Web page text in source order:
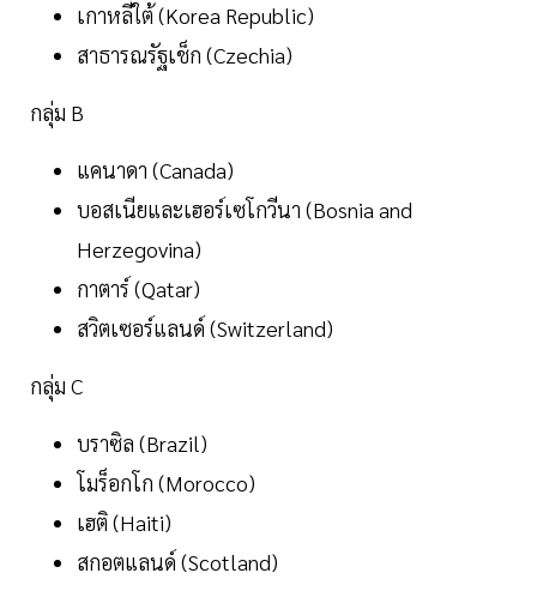
เกาหลีใต้ (Korea Republic)
สาธารณรัฐเช็ก (Czechia)
กลุ่ม B
แคนาดา (Canada)
บอสเนียและเฮอร์เซโกวีนา (Bosnia and
Herzegovina)
กาตาร์ (Qatar)
สวิตเซอร์แลนด์ (Switzerland)
กลุ่ม C
บราซิล (Brazil)
โมร็อกโก (Morocco)
เฮติ (Haiti)
สกอตแลนด์ (Scotland)